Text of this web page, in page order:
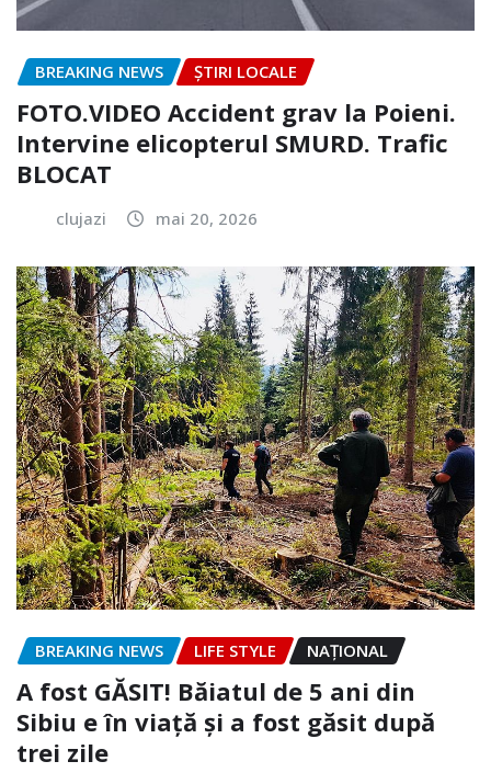
BREAKING NEWS ȘTIRI LOCALE
FOTO.VIDEO Accident grav la Poieni.
Intervine elicopterul SMURD. Trafic
BLOCAT
clujazi mai 20, 2026
BREAKING NEWS LIFE STYLE NAŢIONAL
A fost GĂSIT! Băiatul de 5 ani din
Sibiu e în viață și a fost găsit după
trei zile